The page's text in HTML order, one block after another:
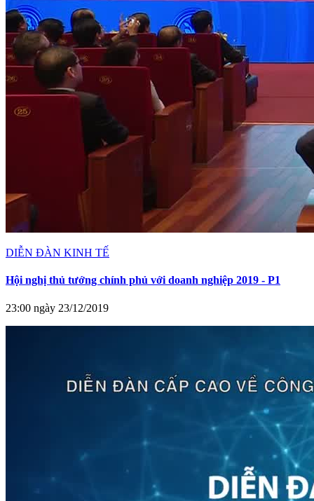
DIỄN ĐÀN KINH TẾ
Hội nghị thủ tướng chính phủ với doanh nghiệp 2019 - P1
23:00 ngày 23/12/2019